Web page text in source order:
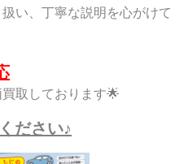
い、丁寧な説明を心がけて
取しております🌟
ださい♪